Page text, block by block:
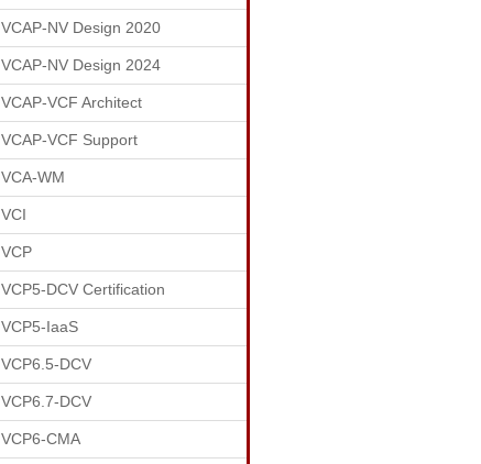
VCAP-NV Design 2020
VCAP-NV Design 2024
VCAP-VCF Architect
VCAP-VCF Support
VCA-WM
VCI
VCP
VCP5-DCV Certification
VCP5-IaaS
VCP6.5-DCV
VCP6.7-DCV
VCP6-CMA